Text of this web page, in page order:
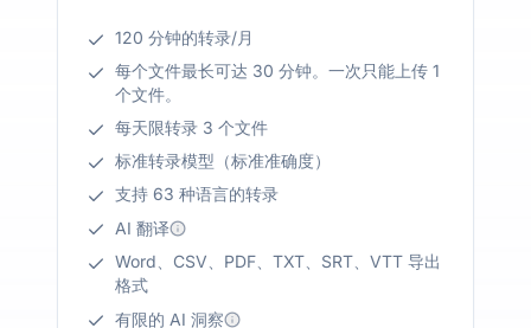
120 分钟的转录/月
每个文件最长可达 30 分钟。一次只能上传 1
个文件。
每天限转录 3 个文件
标准转录模型（标准准确度）
支持 63 种语言的转录
AI 翻译
Word、CSV、PDF、TXT、SRT、VTT 导出
格式
有限的 AI 洞察